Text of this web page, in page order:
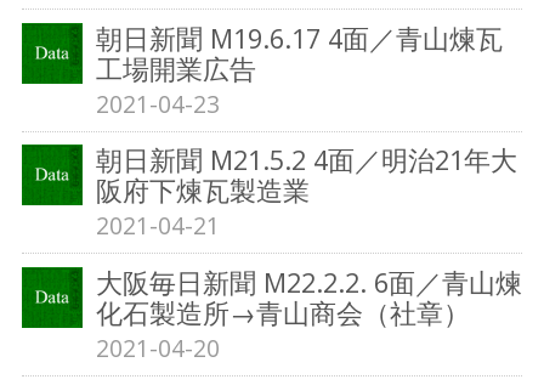
朝日新聞 M19.6.17 4面／青山煉瓦
工場開業広告
2021-04-23
朝日新聞 M21.5.2 4面／明治21年大
阪府下煉瓦製造業
2021-04-21
大阪毎日新聞 M22.2.2. 6面／青山煉
化石製造所→青山商会（社章）
2021-04-20